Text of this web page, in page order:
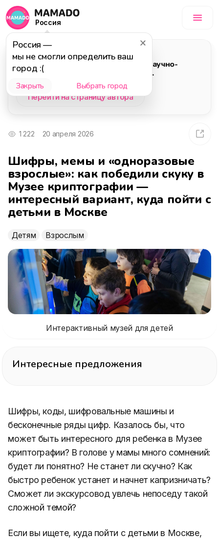
Россия
Россия —
мы не смогли определить ваш
город :(
Закрыть Выбрать город
Автор статьи
"Музей криптографии", научно-
посвященный криптографии
Перейти на страницу автора
1 222 20 апреля 2026
Шифры, мемы и «одноразовые
взрослые»: как победили скуку в
Музее криптографии —
интересный вариант, куда пойти с
детьми в Москве
Детям Взрослым
Интерактивный музей для детей
Интересные предложения
Шифры, коды, шифровальные машины и
бесконечные ряды цифр. Казалось бы, что
может быть интересного для ребенка в Музее
криптографии? В голове у мамы много сомнений:
будет ли понятно? Не станет ли скучно? Как
быстро ребенок устанет и начнет капризничать?
Сможет ли экскурсовод увлечь непоседу такой
сложной темой?
Если вы ищете, куда пойти с детьми в Москве,